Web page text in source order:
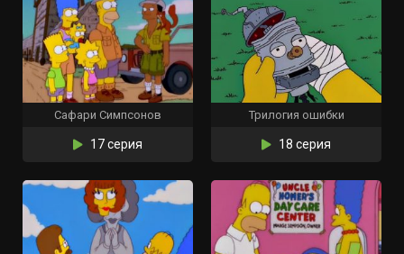
Сафари Симпсонов
17 серия
Трилогия ошибки
18 серия